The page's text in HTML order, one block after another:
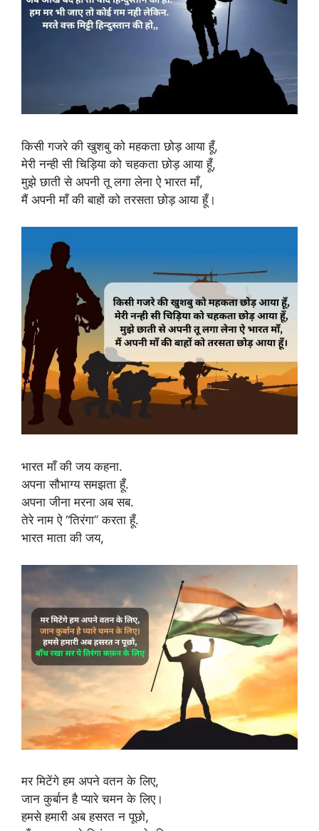
किसी गजरे की खुशबु को महकता छोड़ आया हूँ,
मेरी नन्ही सी चिड़िया को चहकता छोड़ आया हूँ,
मुझे छाती से अपनी तू लगा लेना ऐ भारत माँ,
मैं अपनी माँ की बाहों को तरसता छोड़ आया हूँ।
भारत माँ की जय कहना.
अपना सौभाग्य समझता हूँ.
अपना जीना मरना अब सब.
तेरे नाम ऐ “तिरंगा” करता हूँ.
भारत माता की जय,
मर मिटेंगे हम अपने वतन के लिए,
जान कुर्बान है प्यारे चमन के लिए।
हमसे हमारी अब हसरत न पूछो,